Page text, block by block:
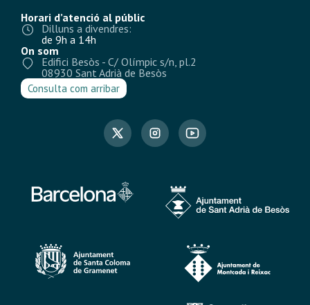
Horari d’atenció al públic
Dilluns a divendres:
de 9h a 14h
On som
Edifici Besòs - C/ Olímpic s/n, pl.2
08930 Sant Adrià de Besòs
Consulta com arribar